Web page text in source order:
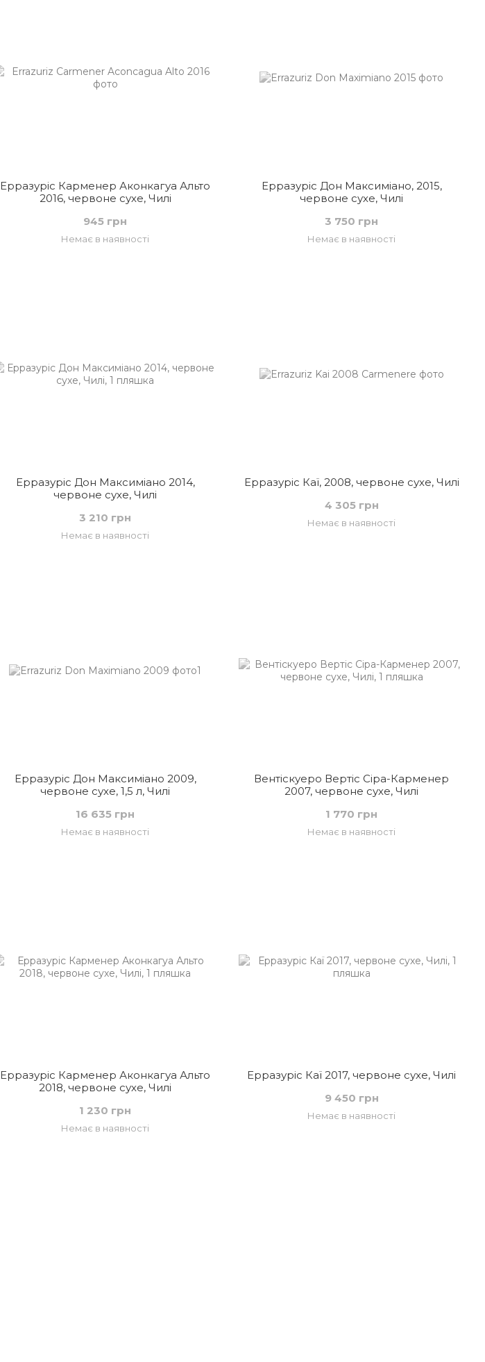
Ерразуріс Карменер Аконкагуа Альто
2016, червоне сухе, Чилі
945 грн
Немає в наявності
Ерразуріс Дон Максиміано, 2015,
червоне сухе, Чилі
3 750 грн
Немає в наявності
Ерразуріс Дон Максиміано 2014,
червоне сухе, Чилі
3 210 грн
Немає в наявності
Ерразуріс Каї, 2008, червоне сухе, Чилі
4 305 грн
Немає в наявності
Ерразуріс Дон Максиміано 2009,
червоне сухе, 1,5 л, Чилі
16 635 грн
Немає в наявності
Вентіскуеро Вертіс Сіра-Карменер
2007, червоне сухе, Чилі
1 770 грн
Немає в наявності
Ерразуріс Карменер Аконкагуа Альто
2018, червоне сухе, Чилі
1 230 грн
Немає в наявності
Ерразуріс Каї 2017, червоне сухе, Чилі
9 450 грн
Немає в наявності